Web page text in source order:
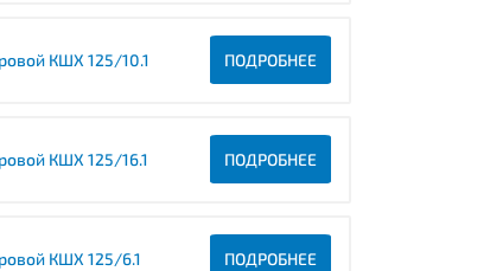
КШХ 125/10.1 ПОДРОБНЕЕ
КШХ 125/16.1 ПОДРОБНЕЕ
КШХ 125/6.1 ПОДРОБНЕЕ